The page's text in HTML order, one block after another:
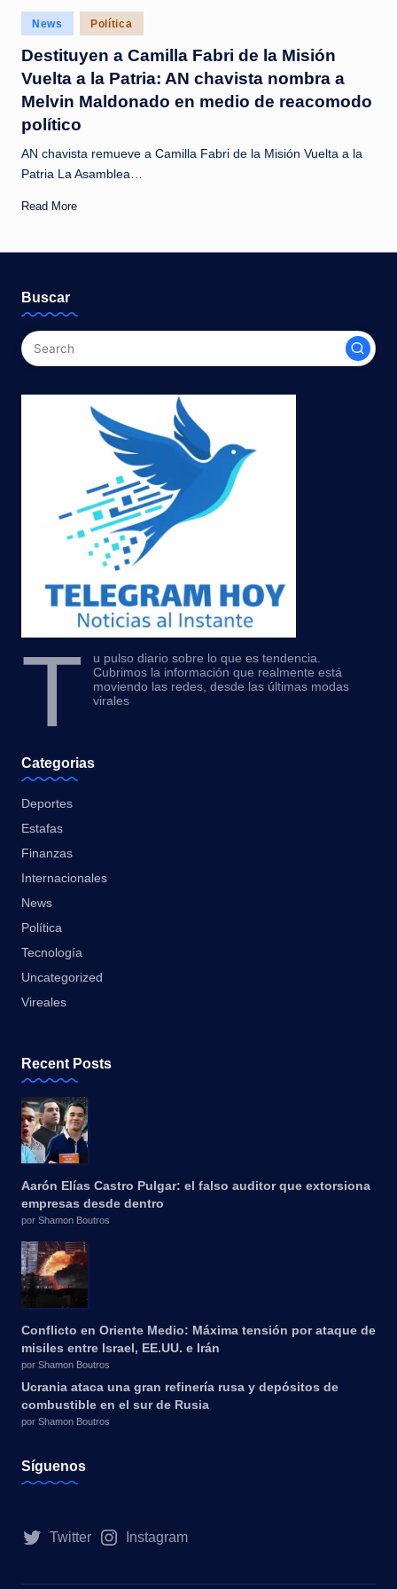
c
i
a
s
a
l
i
n
a
n
t
e
Posted
in
News Política
Destituyen a Camilla Fabri de la Misión
Vuelta a la Patria: AN chavista nombra a
Melvin Maldonado en medio de reacomodo
político
AN chavista remueve a Camilla Fabri de la Misión Vuelta a la
Patria La Asamblea…
Read More
Buscar
T
u pulso diario sobre lo que es tendencia.
Cubrimos la información que realmente está
moviendo las redes, desde las últimas modas
virales
Categorias
Deportes
Estafas
Finanzas
Internacionales
News
Política
Tecnología
Uncategorized
Vireales
Recent Posts
Aarón Elías Castro Pulgar: el falso auditor que extorsiona
empresas desde dentro
por Shamon Boutros
Conflicto en Oriente Medio: Máxima tensión por ataque de
misiles entre Israel, EE.UU. e Irán
por Shamon Boutros
Ucrania ataca una gran refinería rusa y depósitos de
combustible en el sur de Rusia
por Shamon Boutros
Síguenos
Twitter Instagram